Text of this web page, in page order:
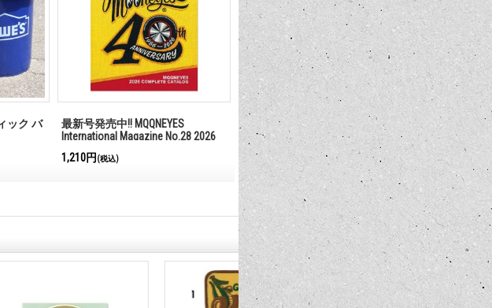
ック バ
最新号発売中!! MQQNEYES
International Magazine No.28 2026
1,210円 (税込)